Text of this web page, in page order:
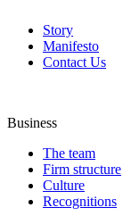
Story
Manifesto
Contact Us
Business
The team
Firm structure
Culture
Recognitions